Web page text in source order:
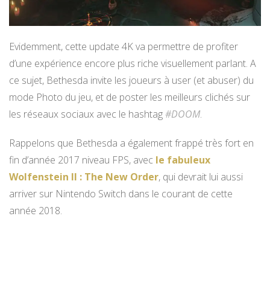
Evidemment, cette update 4K va permettre de profiter
d’une expérience encore plus riche visuellement parlant. A
ce sujet, Bethesda invite les joueurs à user (et abuser) du
mode Photo du jeu, et de poster les meilleurs clichés sur
les réseaux sociaux avec le hashtag#DOOM.
Rappelons que Bethesda a également frappé très fort en
fin d’année 2017 niveau FPS, avec le fabuleux
Wolfenstein II : The New Order, qui devrait lui aussi
arriver sur Nintendo Switch dans le courant de cette
année 2018.